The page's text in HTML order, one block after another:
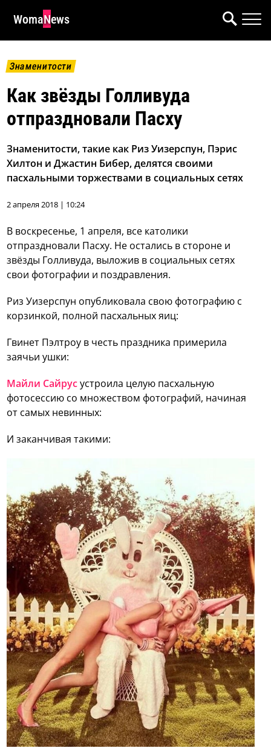
WomaNews
Знаменитости
Как звёзды Голливуда
отпраздновали Пасху
Знаменитости, такие как Риз Уизерспун, Пэрис
Хилтон и Джастин Бибер, делятся своими
пасхальными торжествами в социальных сетях
2 апреля 2018 | 10:24
В воскресенье, 1 апреля, все католики
отпраздновали Пасху. Не остались в стороне и
звёзды Голливуда, выложив в социальных сетях
свои фотографии и поздравления.
Риз Уизерспун опубликовала свою фотографию с
корзинкой, полной пасхальных яиц:
Гвинет Пэлтроу в честь праздника примерила
заячьи ушки:
Майли Сайрусустроила целую пасхальную
фотосессию со множеством фотографий, начиная
от самых невинных:
И заканчивая такими: